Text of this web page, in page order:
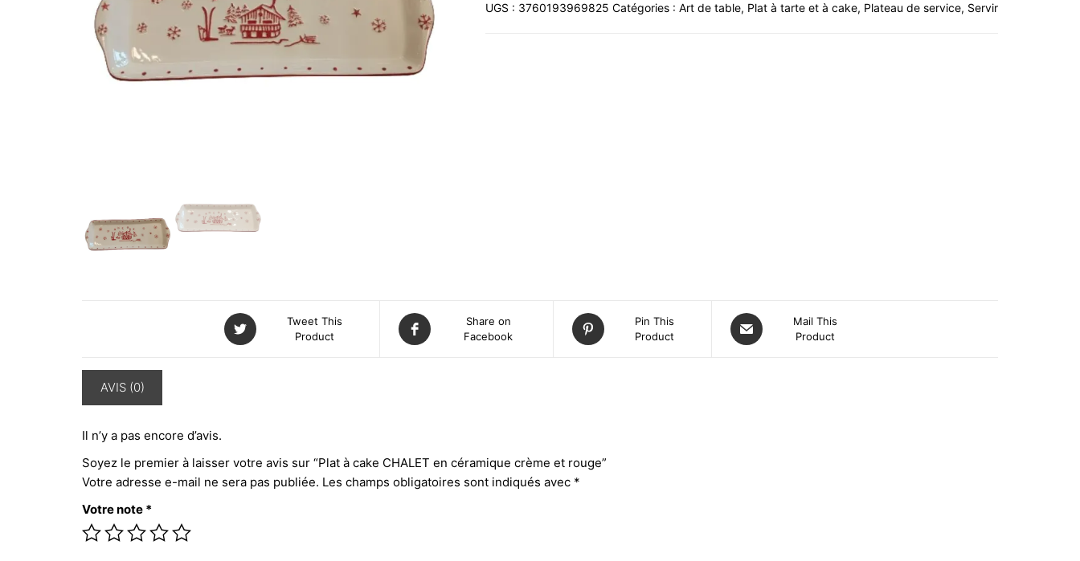
UGS : 3760193969825 Catégories : Art de table, Plat à tarte et à cake, Plateau de service, Servir
Tweet This
Product
Share on
Facebook
Pin This
Product
Mail This
Product
AVIS (0)
Il n’y a pas encore d’avis.
Soyez le premier à laisser votre avis sur “Plat à cake CHALET en céramique crème et rouge”
Votre adresse e-mail ne sera pas publiée. Les champs obligatoires sont indiqués avec *
Votre note *